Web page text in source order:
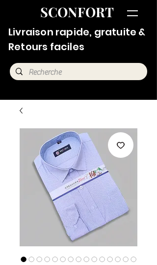
SCONFORT
Livraison rapide, gratuite &
Retours faciles